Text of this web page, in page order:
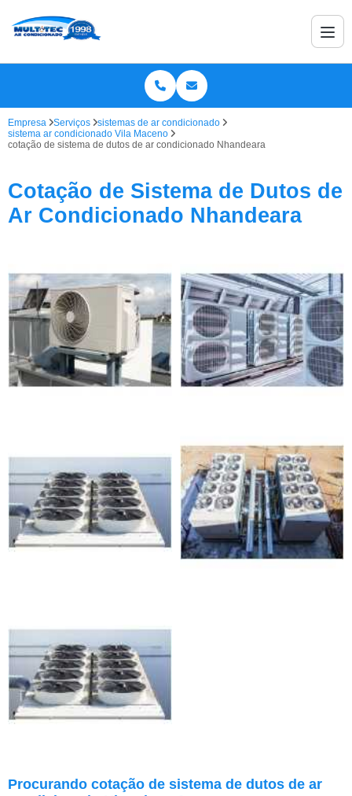
Empresa Serviços
sistemas de ar condicionado
sistema ar condicionado Vila Maceno
cotação de sistema de dutos de ar condicionado Nhandeara
Cotação de Sistema de Dutos de
Ar Condicionado Nhandeara
Procurando cotação de sistema de dutos de ar